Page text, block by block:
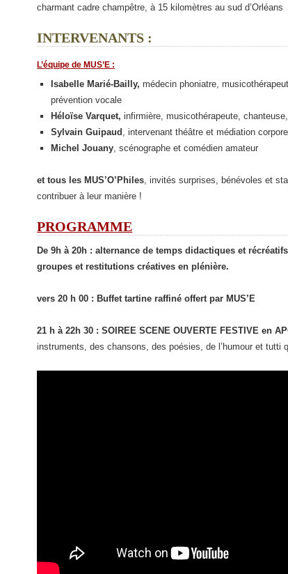
charmant cadre champêtre, à 15 kilomètres au sud d’Orléans
INTERVENANTS :
L’équipe de MUS’E :
Isabelle Marié-Bailly, médecin phoniatre,
prévention vocale
Héloïse Varquet, infirmière, musicothérapeute,
Sylvain Guipaud , intervenant théâtre et médiation
Michel Jouany, scénographe et comédien amateur
et tous les MUS’O’Philes, invités surprises, bénévoles et
contribuer à leur manière !
PROGRAMME
De 9h à 20h : alternance de temps didactiques et
groupes et restitutions créatives en plénière.
vers 20 h 00 : Buffet tartine raffiné offert par MUS’E
21 h à 22h 30 : SOIREE SCENE OUVERTE FESTIVE en
instruments, des chansons, des poésies, de l’humour et tutti